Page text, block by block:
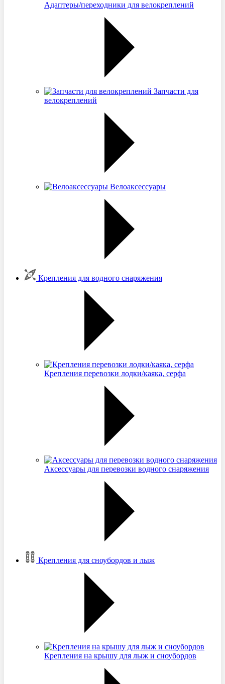
Адаптеры/переходники для велокреплений
Запчасти для
велокреплений
Велоаксессуары
Крепления для водного снаряжения
Крепления перевозки лодки/каяка, серфа
Аксессуары для перевозки водного снаряжения
Крепления для сноубордов и лыж
Крепления на крышу для лыж и сноубордов